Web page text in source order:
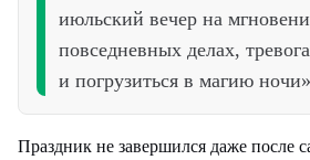
июльский вечер на
повседневных делах,
и погрузиться в магию
Праздник не завершился даже после